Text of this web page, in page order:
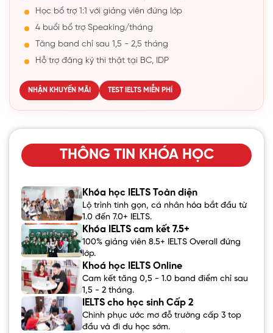
Học bổ trợ 1:1 với giảng viên đứng lớp
4 buổi bổ trợ Speaking/tháng
Tăng band chỉ sau 1,5 - 2,5 tháng
Hỗ trợ đăng ký thi thật tại BC, IDP
NHẬN KHUYẾN MÃI TEST IELTS MIỄN PHÍ
THÔNG TIN KHÓA HỌC
Khóa học IELTS Toàn diện
Lộ trình tinh gọn, cá nhân hóa bắt đầu từ
1.0 đến 7.0+ IELTS.
Khóa IELTS cam kết 7.5+
100% giảng viên 8.5+ IELTS Overall đứng
lớp.
Khoá học IELTS Online
Cam kết tăng 0,5 - 1.0 band điểm chỉ sau
1,5 - 2 tháng.
IELTS cho học sinh Cấp 2
Chinh phục ước mơ đỗ trường cấp 3 top
đầu và đi du học sớm.